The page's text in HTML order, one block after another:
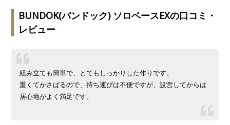
BUNDOK(バンドック) ソロベースEXの口コミ・
レビュー
組み立ても簡単で、とてもしっかりした作りです。
重くてかさばるので、持ち運びは不便ですが、設営してからは
居心地がよく満足です。